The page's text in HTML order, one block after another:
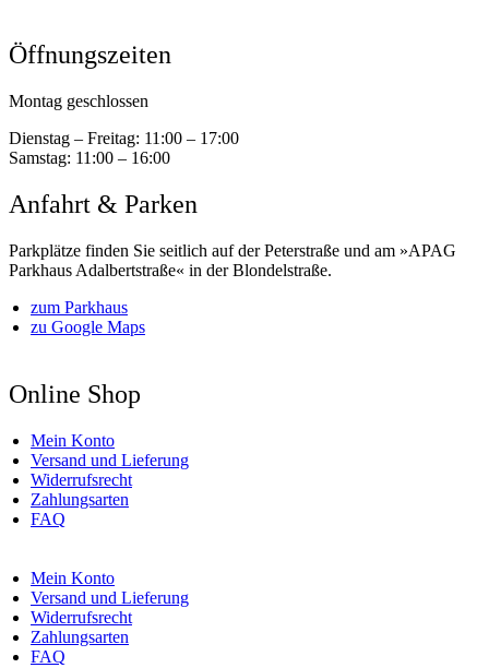
Öffnungszeiten
Montag geschlossen
Dienstag – Freitag: 11:00 – 17:00
Samstag: 11:00 – 16:00
Anfahrt & Parken
Parkplätze finden Sie seitlich auf der Peterstraße und am »APAG
Parkhaus Adalbertstraße« in der Blondelstraße.
zum Parkhaus
zu Google Maps
Online Shop
Mein Konto
Versand und Lieferung
Widerrufsrecht
Zahlungsarten
FAQ
Mein Konto
Versand und Lieferung
Widerrufsrecht
Zahlungsarten
FAQ